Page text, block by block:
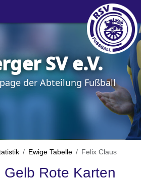
SV e.V.
der Abteilung Fußball
Ewige Tabelle Felix Claus
Gelb Rote Karten